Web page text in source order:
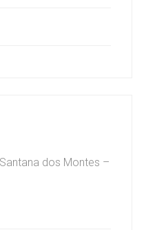
dos Montes –